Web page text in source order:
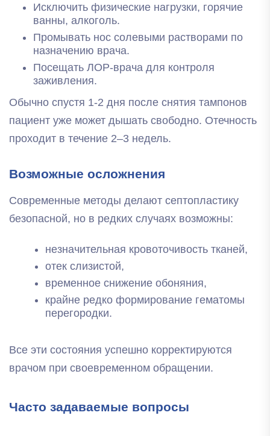
Исключить физические нагрузки, горячие
ванны, алкоголь.
Промывать нос солевыми растворами по
назначению врача.
Посещать ЛОР-врача для контроля
заживления.
Обычно спустя 1-2 дня после снятия тампонов
пациент уже может дышать свободно. Отечность
проходит в течение 2–3 недель.
Возможные осложнения
Современные методы делают септопластику
безопасной, но в редких случаях возможны:
незначительная кровоточивость тканей,
отек слизистой,
временное снижение обоняния,
крайне редко формирование гематомы
перегородки.
Все эти состояния успешно корректируются
врачом при своевременном обращении.
Часто задаваемые вопросы